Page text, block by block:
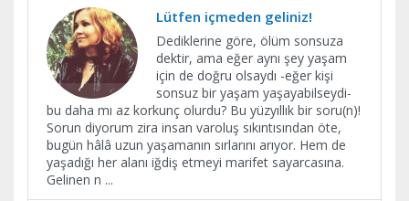
Lütfen içmeden geliniz!
Dediklerine göre, ölüm sonsuza
dektir, ama eğer aynı şey yaşam
için de doğru olsaydı -eğer kişi
sonsuz bir yaşam yaşayabilseydi-
bu daha mı az korkunç olurdu? Bu yüzyıllık bir soru(n)!
Sorun diyorum zira insan varoluş sıkıntısından öte,
bugün hâlâ uzun yaşamanın sırlarını arıyor. Hem de
yaşadığı her alanı iğdiş etmeyi marifet sayarcasına.
Gelinen n ...